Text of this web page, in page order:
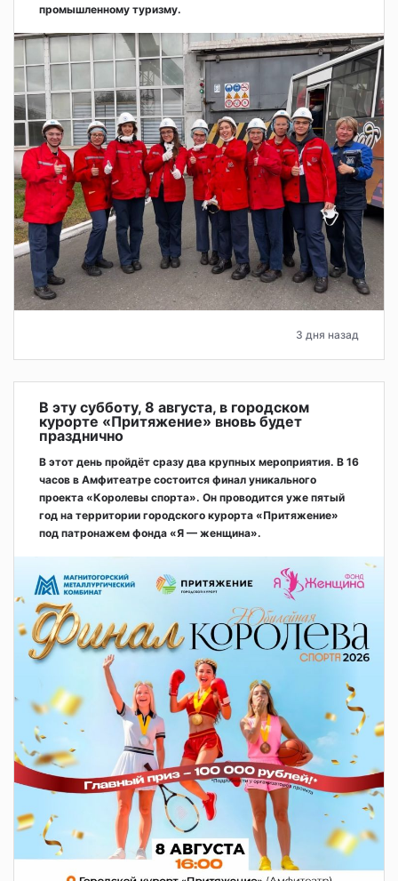
промышленному туризму.
3 дня назад
В эту субботу, 8 августа, в городском
курорте «Притяжение» вновь будет
празднично
В этот день пройдёт сразу два крупных мероприятия. В 16
часов в Амфитеатре состоится финал уникального
проекта «Королевы спорта». Он проводится уже пятый
год на территории городского курорта «Притяжение»
под патронажем фонда «Я — женщина».